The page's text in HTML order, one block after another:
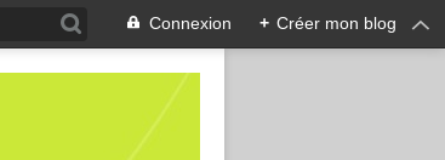
Connexion + Créer mon blog